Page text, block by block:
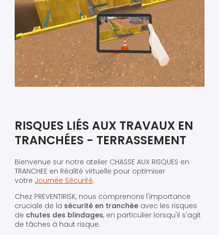
RISQUES LIÉS AUX TRAVAUX EN
TRANCHÉES - TERRASSEMENT
Bienvenue sur notre atelier CHASSE AUX RISQUES en
TRANCHEE en Réalité virtuelle pour optimiser
votre Journée Sécurité.
Chez PREVENTIRISK, nous comprenons l'importance
cruciale de la sécurité en tranchée avec les risques
de chutes des blindages, en particulier lorsqu'il s'agit
de tâches à haut risque.